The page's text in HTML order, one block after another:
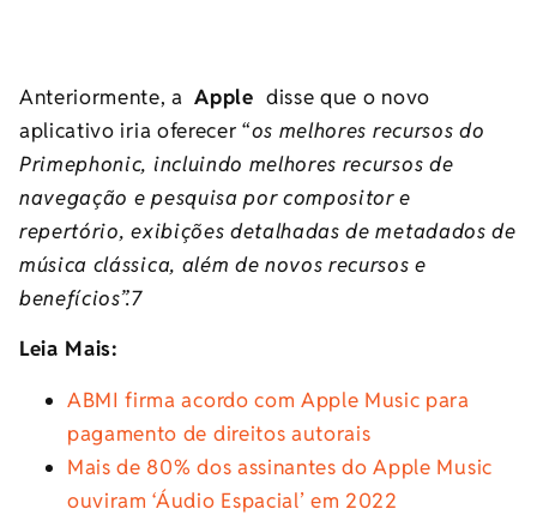
Anteriormente, aApple disse que o novo
aplicativo iria oferecer “os melhores recursos do
Primephonic, incluindo melhores recursos de
navegação e pesquisa por compositor e
repertório, exibições detalhadas de metadados de
música clássica, além de novos recursos e
benefícios”.7
Leia Mais:
ABMI firma acordo com Apple Music para
pagamento de direitos autorais
Mais de 80% dos assinantes do Apple Music
ouviram ‘Áudio Espacial’ em 2022